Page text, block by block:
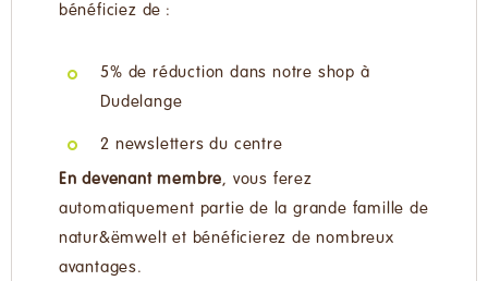
bénéficiez de :
5% de réduction dans notre shop à
Dudelange
2 newsletters du centre
En devenant membre, vous ferez
automatiquement partie de la grande famille de
natur&ëmwelt et bénéficierez de nombreux
avantages.